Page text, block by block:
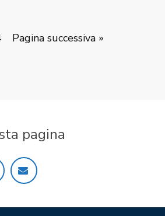
Pagina successiva »
pagina